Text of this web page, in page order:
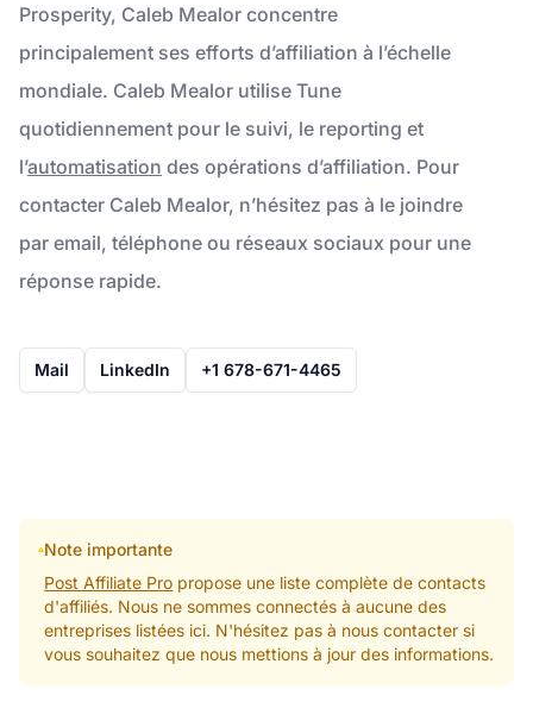
Prosperity, Caleb Mealor concentre
principalement ses efforts d’affiliation à l’échelle
mondiale. Caleb Mealor utilise Tune
quotidiennement pour le suivi, le reporting et
l’automatisation des opérations d’affiliation. Pour
contacter Caleb Mealor, n’hésitez pas à le joindre
par email, téléphone ou réseaux sociaux pour une
réponse rapide.
Mail LinkedIn +1 678-671-4465
Note importante
Post Affiliate Pro propose une liste complète de contacts
d'affiliés. Nous ne sommes connectés à aucune des
entreprises listées ici. N'hésitez pas à nous contacter si
vous souhaitez que nous mettions à jour des informations.